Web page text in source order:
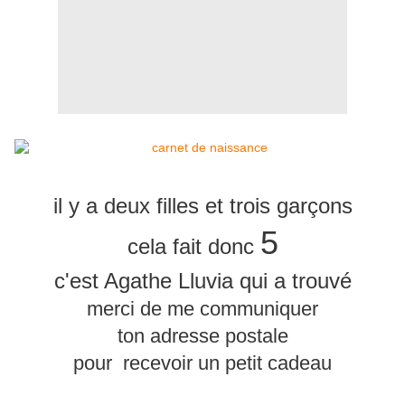
il y a deux filles et trois garçons
cela fait donc 5
c'est Agathe Lluvia qui a trouvé
merci de me communiquer
ton adresse postale
pour recevoir un petit cadeau